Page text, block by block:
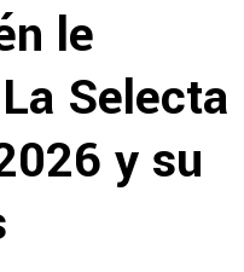
le
Selecta
y su